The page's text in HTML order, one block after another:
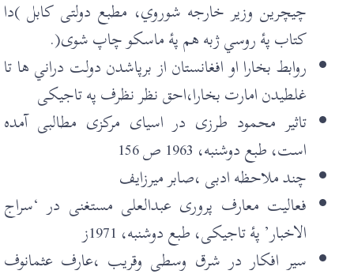
چيچرين وزير خارجه شوروي، مطبع دولتی کابل )دا
کتاب پۀ روسي ژبه هم پۀ ماسکو چاپ شوی(.
روابط بخارا او افغانستان از برپاشدن دولت دراني ها تا
غلطيدن امارت بخارا،احق نظر نظرف په تاجيکی
تاثير محمود طرزی در اسيای مرکزی مطالبی آمدہ
است، طبع دوشنبه، 1963 ص 156
چند ملاحظه ادبی ،صابر ميرزايف
فعاليت معارف پروری عبدالعلی مستغنی در ‘سراج
الاخبار’ پۀ تاجيکی، طبع دوشنبه، 1971ز
سير افکار در شرق وسطی وقريب ،عارف عثمانوف